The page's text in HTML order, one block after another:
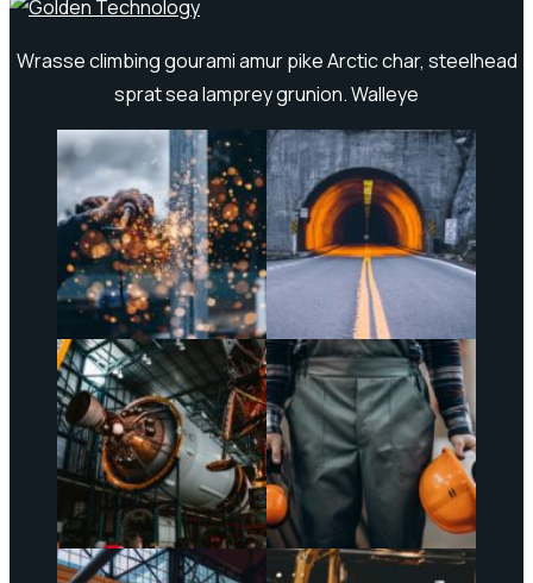
Wrasse climbing gourami amur pike Arctic char, steelhead
sprat sea lamprey grunion. Walleye